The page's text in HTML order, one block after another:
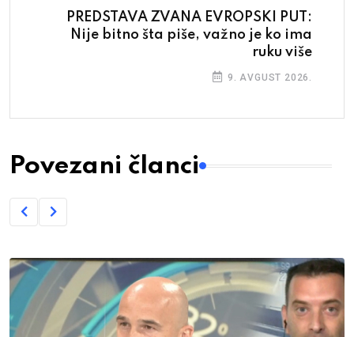
PREDSTAVA ZVANA EVROPSKI PUT:
Nije bitno šta piše, važno je ko ima
ruku više
9. AVGUST 2026.
Povezani članci